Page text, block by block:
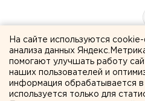
ФК "Урал"
очередное
Премьер-лиге.
На сайте используются
анализа данных
помогают улучшать работу
наших пользователей и
информация обрабатывается
используется только для